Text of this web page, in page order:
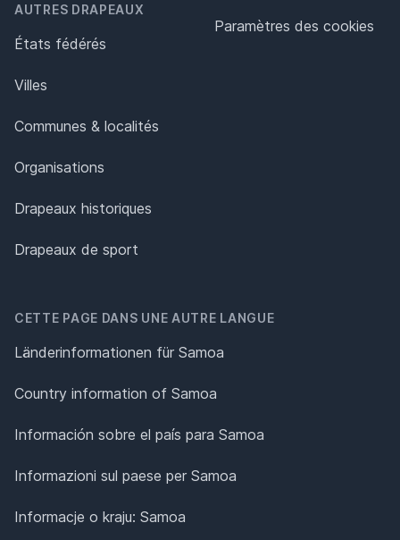
AUTRES DRAPEAUX
États fédérés
Villes
Communes & localités
Organisations
Drapeaux historiques
Drapeaux de sport
Paramètres des cookies
CETTE PAGE DANS UNE AUTRE LANGUE
Länderinformationen für Samoa
Country information of Samoa
Información sobre el país para Samoa
Informazioni sul paese per Samoa
Informacje o kraju: Samoa